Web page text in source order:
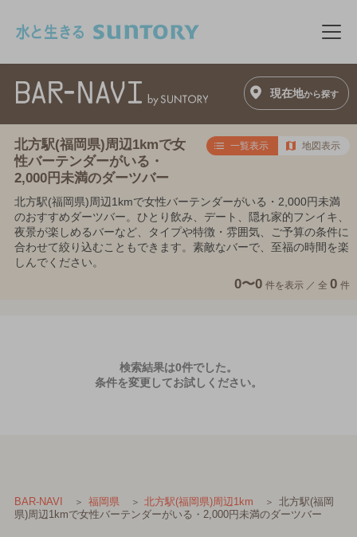
メ
現在地から探す
北方駅(福岡県)周辺1kmで女
性バーテンダーがいる・
2,000円未満のダーツバー
一覧表示 地図表示
北方駅(福岡県)周辺1kmで女性バーテンダーがいる・2,000円未満
のおすすめダーツバー。ひとり飲み、デート、隠れ家的フンイキ、
夜景が楽しめるバーなど、タイプや特徴・雰囲気、ご予算の条件に
合わせて絞り込むこともできます。素敵なバーで、至福の時間を楽
しんでください。
0〜0 件を表示 ／ 全 0 件
検索結果は0件でした。
条件を変更してお試しください。
BAR-NAVI 福岡県 北方駅(福岡県)周辺1km
北方駅(福岡
県)周辺1kmで女性バーテンダーがいる・2,000円未満のダーツバー